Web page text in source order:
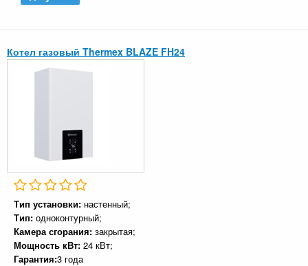
Котел газовый Thermex BLAZE FH24
Тип установки: настенный;
Тип: одноконтурный;
Камера сгорания: закрытая;
Мощность кВт: 24 кВт;
Гарантия:3 года